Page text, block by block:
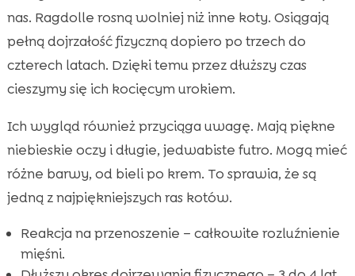
nas. Ragdolle rosną wolniej niż inne koty. Osiągają
pełną dojrzałość fizyczną dopiero po trzech do
czterech latach. Dzięki temu przez dłuższy czas
cieszymy się ich kocięcym urokiem.
Ich wygląd również przyciąga uwagę. Mają piękne
niebieskie oczy i długie, jedwabiste futro. Mogą mieć
różne barwy, od bieli po krem. To sprawia, że są
jedną z najpiękniejszych ras kotów.
Reakcja na przenoszenie – całkowite rozluźnienie
mięśni.